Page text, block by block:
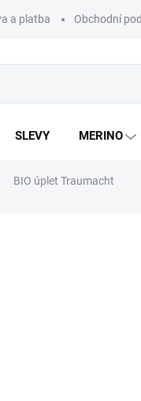
a platba Obchodní
SLEVY MERINO
BIO úplet Traumacht